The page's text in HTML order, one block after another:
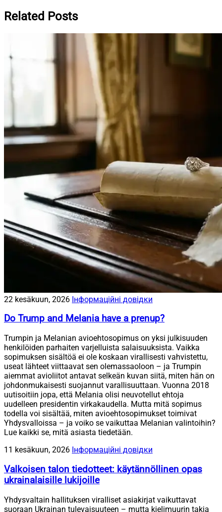
Related Posts
22 kesäkuun, 2026 Інформаційні довідки
Do Trump and Melania have a prenup?
Trumpin ja Melanian avioehtosopimus on yksi julkisuuden
henkilöiden parhaiten varjelluista salaisuuksista. Vaikka
sopimuksen sisältöä ei ole koskaan virallisesti vahvistettu,
useat lähteet viittaavat sen olemassaoloon – ja Trumpin
aiemmat avioliitot antavat selkeän kuvan siitä, miten hän on
johdonmukaisesti suojannut varallisuuttaan. Vuonna 2018
uutisoitiin jopa, että Melania olisi neuvotellut ehtoja
uudelleen presidentin virkakaudella. Mutta mitä sopimus
todella voi sisältää, miten avioehtosopimukset toimivat
Yhdysvalloissa – ja voiko se vaikuttaa Melanian valintoihin?
Lue kaikki se, mitä asiasta tiedetään.
11 kesäkuun, 2026 Інформаційні довідки
Valkoisen talon tiedotteet: käytännöllinen opas
ukrainalaisille lukijoille
Yhdysvaltain hallituksen viralliset asiakirjat vaikuttavat
suoraan Ukrainan tulevaisuuteen – mutta kielimuurin takia